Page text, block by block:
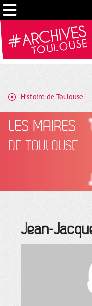
Histoire de Toulouse
LES MAIRES
DE TOULOUSE
Jean-
Gestion de vos